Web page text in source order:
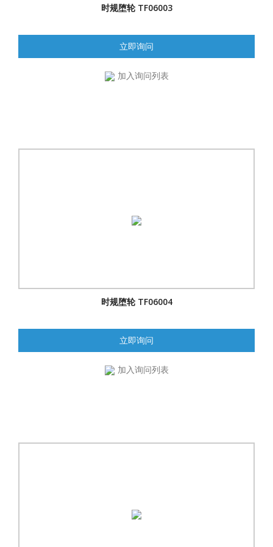
时规堕轮 TF06003
立即询问
加入询问列表
时规堕轮 TF06004
立即询问
加入询问列表